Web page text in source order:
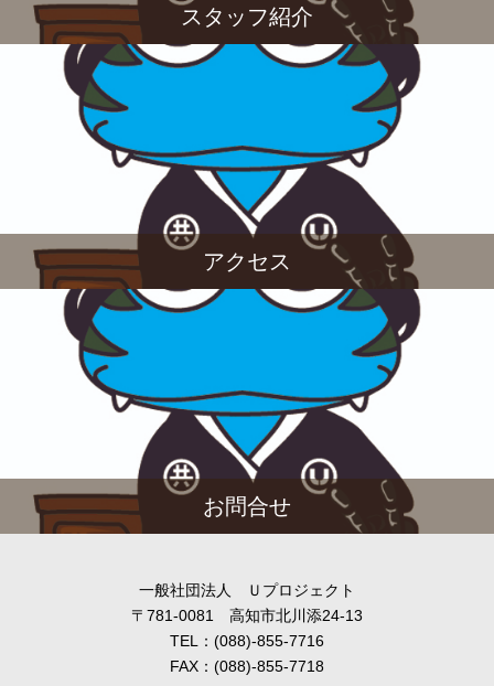
スタッフ紹介
アクセス
お問合せ
一般社団法人 Ｕプロジェクト
〒781-0081 高知市北川添24-13
TEL：(088)-855-7716
FAX：(088)-855-7718